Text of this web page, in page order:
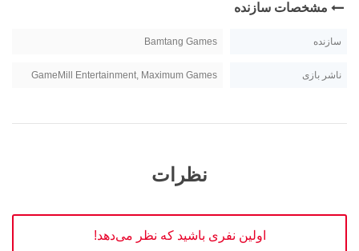
مشخصات سازنده
سازنده Bamtang Games
ناشر بازی GameMill Entertainment, Maximum Games
نظرات
اولین نفری باشید که نظر می‌دهد!